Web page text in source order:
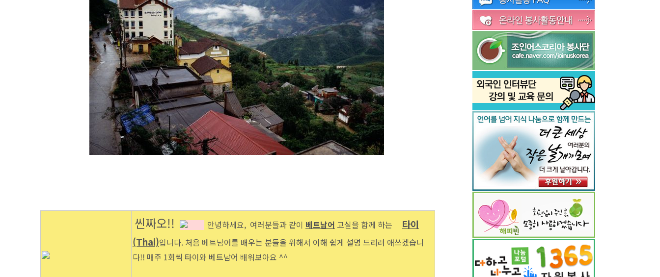
씬짜오!! 안녕하세요, 여러분들과 같이 베트남어 교실을 함께 하는 타이
(Thai)입니다. 처음 베트남어를 배우는 분들을 위해서 이해 쉽게 설명 드리려 애쓰겠습니
다!! 매주 1회씩 타이와 베트남어 배워보아요 ^^